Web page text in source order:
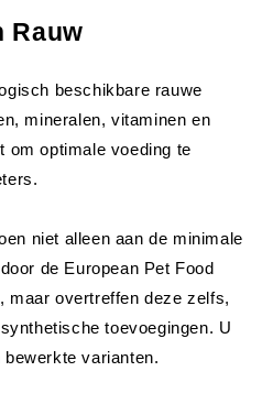
Rauw
beschikbare rauwe
mineralen, vitaminen en
om optimale voeding te
niet alleen aan de minimale
de European Pet Food
maar overtreffen deze zelfs,
toevoegingen. U
varianten.